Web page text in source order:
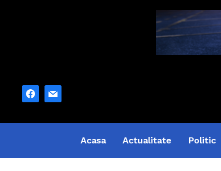
facebook
mail
Acasa Actualitate Politic